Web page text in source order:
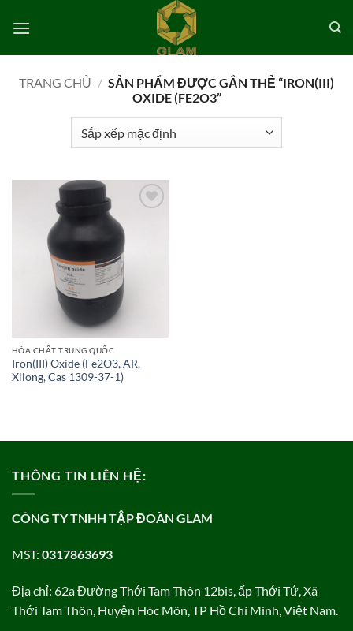
qua
TRANG CHỦ / SẢN PHẨM ĐƯỢC GẮN THẺ “IRON(III)
OXIDE (FE2O3”
HÓA CHẤT TRUNG QUỐC
Iron(III) Oxide (Fe2O3, AR,
Xilong, Cas 1309-37-1)
THÔNG TIN LIÊN HỆ:
CÔNG TY TNHH TẬP ĐOÀN GLAM
MST: 0317863693
Địa chỉ: 62a Đường Thới Tam Thôn 12bis, ấp Thới Tứ, Xã
Thới Tam Thôn, Huyện Hóc Môn, TP Hồ Chí Minh, Việt Nam.